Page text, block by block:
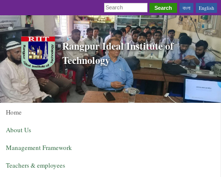
Search বাংলা English
Rangpur Ideal Institute of
Technology
Home
About Us
Management Framework
Teachers & employees